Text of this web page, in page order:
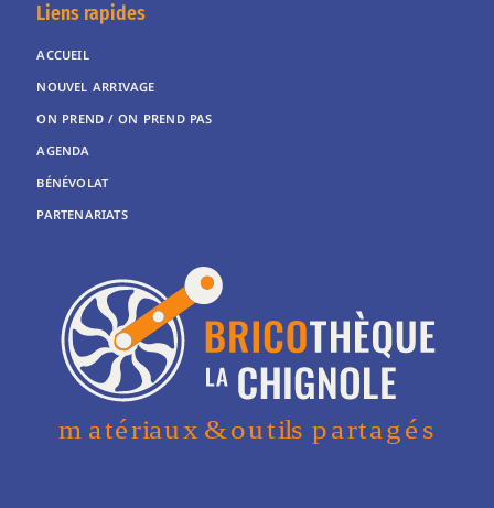
Liens rapides
ACCUEIL
NOUVEL ARRIVAGE
ON PREND / ON PREND PAS
AGENDA
BÉNÉVOLAT
PARTENARIATS